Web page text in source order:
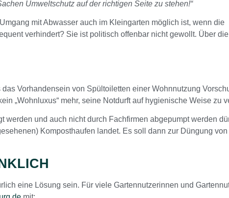
Umweltschutz auf der richtigen Seite zu stehen!“
mit Abwasser auch im Kleingarten möglich ist, wenn die
verhindert? Sie ist politisch offenbar nicht gewollt. Über
Vorhandensein von Spültoiletten einer Wohnnutzung
„Wohnluxus“ mehr, seine Notdurft auf hygienische Weise zu
werden und auch nicht durch Fachfirmen abgepumpt werden
Komposthaufen landet. Es soll dann zur Düngung
eine Lösung sein. Für viele Gartennutzerinnen und